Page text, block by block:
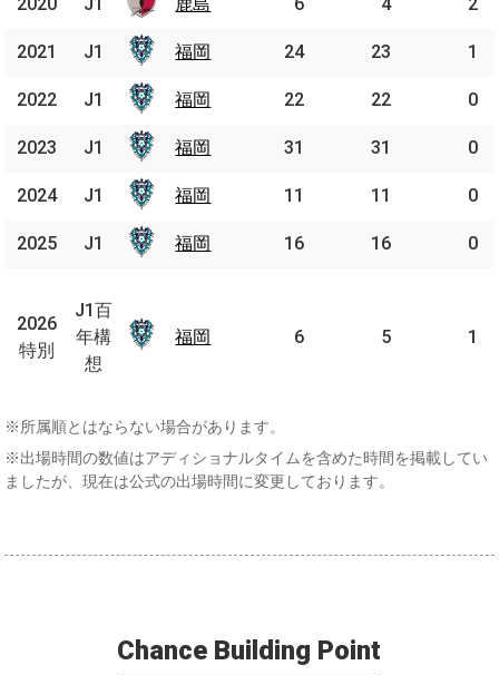
2021 福岡 24 23 1
2022 福岡 22 22 0
2023 福岡 31 31 0
2024 福岡 11 11 0
2025 福岡 16 16 0
2026
特別
百
年
福岡 6 5 1
2021 J1 福岡
2022 J1 福岡
2023 J1 福岡
2024 J1 福岡
2025 J1 福岡
2026
特別
J1百
年構
想
福岡
※所属順とはならない場合があります。
※出場時間の数値はアディショナルタイムを含めた時間を掲載してい
ましたが、現在は公式の出場時間に変更しております。
Chance Building Point